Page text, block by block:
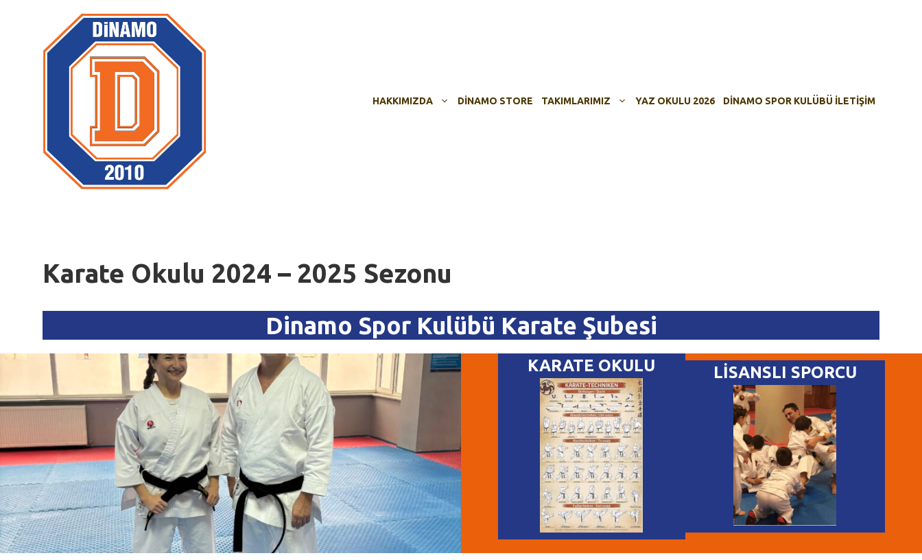
HAKKIMIZDA DINAMO STORE TAKIMLARIMIZ YAZ OKULU 2026 DINAMO SPOR KULÜBÜ İLETIŞIM
Karate Okulu 2024 – 2025 Sezonu
Dinamo Spor Kulübü Karate Şubesi
KARATE OKULU LİSANSLI SPORCU